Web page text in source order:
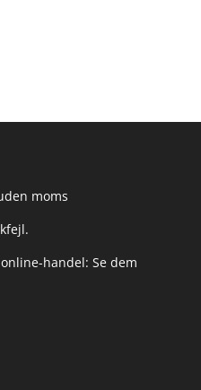
moms
handel: Se dem